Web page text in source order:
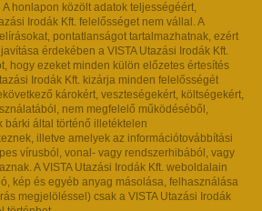
honlapon közölt adatok teljességéért,
Irodák Kft. felelősséget nem vállal. A
pontatlanságot tartalmazhatnak, ezért
érdekében a VISTA Utazási Irodák Kft.
hogy ezeket minden külön előzetes értesítés
Irodák Kft. kizárja minden felelősségét
károkért, veszteségekért, költségekért,
nem megfelelő működéséből,
bárki által történő illetéktelen
illetve amelyek az információtovábbítási
vírusból, vonal- vagy rendszerhibából, vagy
A VISTA Utazási Irodák Kft. weboldalain
kép és egyéb anyag másolása, felhasználása
megjelöléssel) csak a VISTA Utazási Irodák